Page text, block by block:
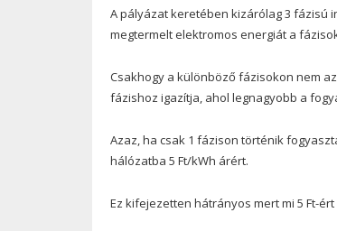
A pályázat keretében kizárólag 3 fázisú
megtermelt elektromos energiát a
Csakhogy a különböző fázisokon nem
fázishoz igazítja, ahol legnagyobb a
Azaz, ha csak 1 fázison történik
hálózatba 5 Ft/kWh árért.
Ez kifejezetten hátrányos mert mi 5 Ft-